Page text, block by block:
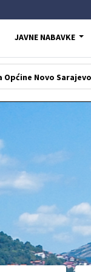
JAVNE NABAVKE
Sarajevo odala